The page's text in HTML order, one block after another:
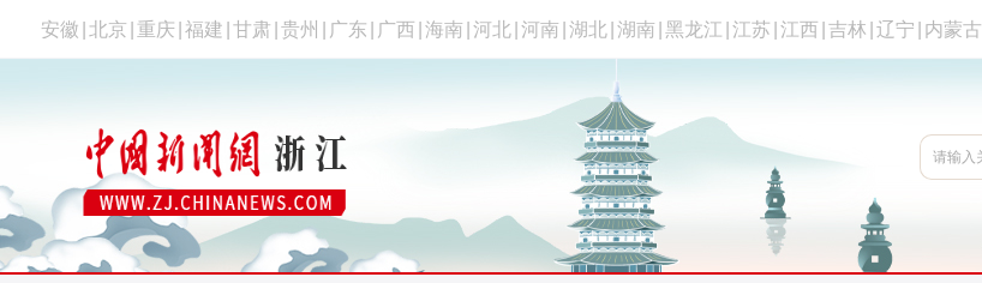
安徽 北京 重庆 福建 甘肃 贵州 广东 广西 海南 河北 河南 湖北 湖南 黑龙江 江苏 江西 吉林 辽宁 内蒙古